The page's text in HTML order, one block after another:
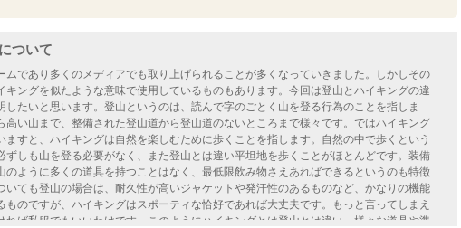
ルート「北鎌尾根」から槍ヶ岳へ！
登山女子Kajoの自粛明け登山企画vol.2〜初秋の黒岳編〜
山頂まで2時間で富士山を
ア数が500社を突破！
担が重荷に！権利を放棄できる？
山を買ってレジャーを楽しみたい！山の値段相場や売買の注
農地の売買は簡単にはでき
メ！ソロキャンプに最適なテント5選
ー板は初心者におすすめ！3つの理由, 選び方, おすすめモデル
【お手頃キャンピングカー紹介】Japan CampingCar Show
【体験談】上野から1時間
島？ 福岡の猫島に行ってみた【こずチャンネル】使わなくなったキャンプ道具の行方！【
伊王島にある高規格リゾー
理由とは
ませんか？アウトドア用品をマウンガで高価買取する方法
2018年夏｜マウンテンシティインスタフォトコンテスト開催
キャンプ女子Kajoが行く！
やおすすめのテント7選をご紹介！
ントおすすめ5選】選び方や注意点・お手入れ方法を解説
【最強の保冷剤5選】保冷剤の役割や選び方・効率的な冷や
【お得にキャンプ用品を購
法は？キャンプ女子Kajoが洗ってみた！
部、黒部・雲ノ平へ！【ソロキャンプや登山に】湯切り不要パスタの作り方！深型
有名なクラシックルート「
ル春夏の新商品をご紹介
スント・コアの魅力と使い方｜人気おすすめモデル5選
キャンプ・ハイキング用ヘッドライトを選ぶ4つのポイント
防水？非防水？トレイルラ
すめシューズをご紹介
はゼロポイントで揃えよう！種類別で人気アイテムを紹介！
【山岳四団体声明発表】なぜ今、登山やクライミングを自粛
初めてのボルダリングシュ
ん手作りツナ』の作り方
パーSakiさんに教わる！『本格マルゲリータピザ』の作り方
パティシエキャンパーSakiさんに教わる！『モッツァレラチ
パティシエキャンパーSaki
す】南八ヶ岳テント泊登山、赤岳〜横岳〜硫黄岳の縦走コースをご紹介
北八ヶ岳池めぐり山行コース解説。日帰り可能なプランをご
日本向けに作られた『アク
得に攻略する方法
焚き火台でおすすめなものはどれ？特徴も合わせて解説！
ふるさと納税で焚き火台が手に入る？初心者でも手続きはカ
日本向けに作られた『アク
が動画投稿を始めたワケとは？
ジャックウルフスキンの魅力と用途別おすすめリュック9選
防水？非防水？トレイルランニングシューズはどちらを選ぶ
トレイルランニングを安全
ダウン！お得な入手方法も
のマルチツールを用途別で紹介！人生の相棒を見つけよう！
登山用リュックならグレゴリー！選ぶポイントと容量別おす
アウトドアの水筒ならサー
すめシューズをご紹介
ヤーのおすすめウェア8選！防虫, 防水, カメラ用を解説
ヒルバーグのテントは用途に合わせてレーベルで選ぶ！おす
DDタープ全17モデルのス
形の源流「最初の装備は重かった」
のリアルがここにある！料理も魅力の「源流居酒屋よーこ」チャンネル徹底
【#STAY HOME】釣りに行けないから、家で魚を捌いてみよ
初めてのウキフカセ釣り【
法は？キャンプ女子Kajoが洗ってみた！
た『アクシーズクイン』、人気の理由とおすすめウェアを紹介
フォックスファイヤーのおすすめウェア8選！防虫, 防水, カ
【山でも街でも】ジャック
力の「源流居酒屋よーこ」チャンネル徹底取材！
パーSakiさんに教わる！『濃厚蒸しショコラ』の作り方
【#STAY HOME】お家でアウトドア気分〜ホットサンド編〜
海外のキャンプってどんな
シピ本、鉄フライパン「ごちそうレシピ」
登山に】湯切り不要パスタの作り方！深型ソロクッカーでも作れるおすすめ
パティシエキャンパーSakiさんに教わる！『濃厚蒸しショコ
パティシエキャンパーSaki
味しいなめらか『手作り豆腐』の作り方
パーSakiさんに教わる！カリッ・ジュワ・トロ〜『ミルクティーフレンチト
パティシエキャンパーSakiさんに教わる！おかずにも酒の肴
パティシエキャンパーSaki
ついて
ムであり多くのメディアでも取り上げられることが多くなっていきました。しかしその
キングを似たような意味で使用しているものもあります。今回は登山とハイキングの違
したいと思います。登山というのは、読んで字のごとく山を登る行為のことを指しま
高い山まで、整備された登山道から登山道のないところまで様々です。ではハイキング
ますと、ハイキングは自然を楽しむために歩くことを指します。自然の中で歩くという
ずしも山を登る必要がなく、また登山とは違い平坦地を歩くことがほとんどです。装備
のように多くの道具を持つことはなく、最低限飲み物さえあればできるというのも特徴
いても登山の場合は、耐久性が高いジャケットや発汗性のあるものなど、かなりの機能
ものですが、ハイキングはスポーティな恰好であれば大丈夫です。もっと言ってしまえ
れば私服でもいいわけです。このようにハイキングとは登山とは違い、様々な道具や準